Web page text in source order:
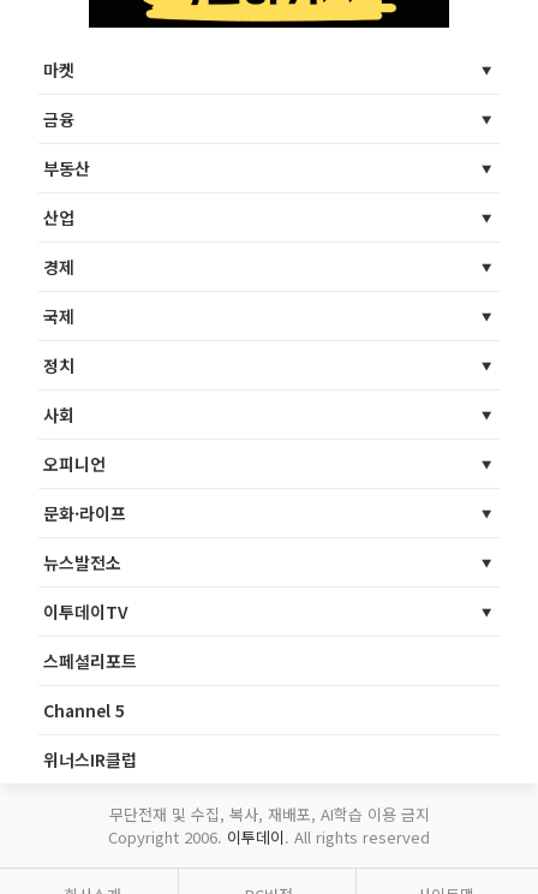
마켓
금융
부동산
산업
경제
국제
정치
사회
오피니언
문화·라이프
뉴스발전소
이투데이TV
스페셜리포트
Channel 5
위너스IR클럽
무단전재 및 수집, 복사, 재배포, AI학습 이용 금지
Copyright 2006. 이투데이. All rights reserved